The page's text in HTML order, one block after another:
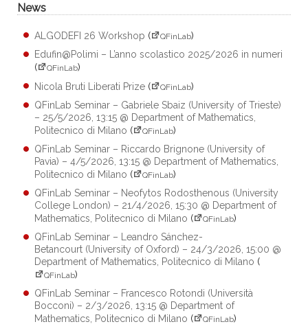
News
ALGODEFI 26 Workshop ( QFinLab)
Edufin@Polimi – L’anno scolastico 2025/2026 in numeri
(
QFinLab)
Nicola Bruti Liberati Prize ( QFinLab)
QFinLab Seminar – Gabriele Sbaiz (University of Trieste)
– 25/5/2026, 13:15 @ Department of Mathematics,
Politecnico di Milano ( QFinLab)
QFinLab Seminar – Riccardo Brignone (University of
Pavia) – 4/5/2026, 13:15 @ Department of Mathematics,
Politecnico di Milano ( QFinLab)
QFinLab Seminar – Neofytos Rodosthenous (University
College London) – 21/4/2026, 15:30 @ Department of
Mathematics, Politecnico di Milano ( QFinLab)
QFinLab Seminar – Leandro Sánchez-
Betancourt (University of Oxford) – 24/3/2026, 15:00 @
Department of Mathematics, Politecnico di Milano (
QFinLab)
QFinLab Seminar – Francesco Rotondi (Università
Bocconi) – 2/3/2026, 13:15 @ Department of
Mathematics, Politecnico di Milano ( QFinLab)